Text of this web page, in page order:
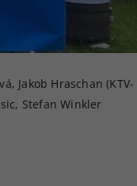
Jakob Hraschan (KTV-
Stefan Winkler